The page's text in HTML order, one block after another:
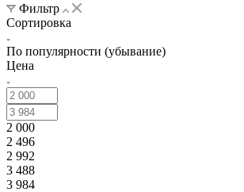
Фильтр
Сортировка
По популярности (убывание)
Цена
2 000
2 496
2 992
3 488
3 984